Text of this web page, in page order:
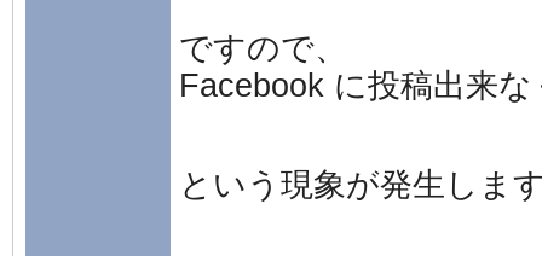
ですので、
Facebook に投稿出来
という現象が発生しま